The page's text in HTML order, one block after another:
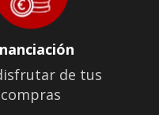
de tus
compras